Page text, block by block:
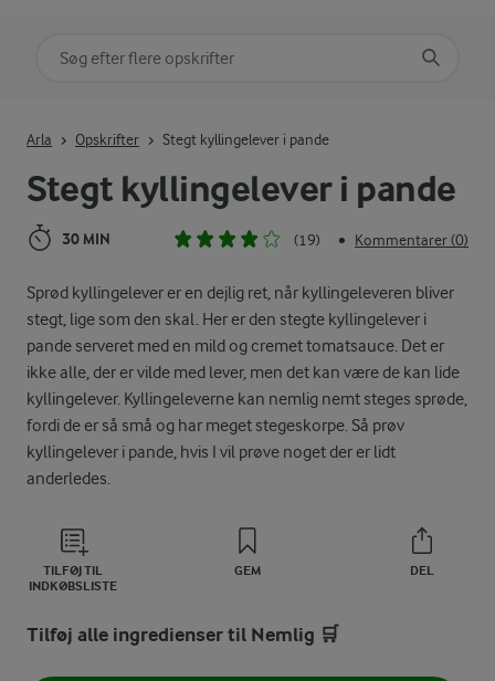
Stegt kyllingelever i pande
30 MIN (19) • Kommentarer (0)
Sprød kyllingelever er en dejlig ret, når kyllingeleveren bliver
stegt, lige som den skal. Her er den stegte kyllingelever i
pande serveret med en mild og cremet tomatsauce. Det er
ikke alle, der er vilde med lever, men det kan være de kan lide
kyllingelever. Kyllingeleverne kan nemlig nemt steges sprøde,
fordi de er så små og har meget stegeskorpe. Så prøv
kyllingelever i pande, hvis I vil prøve noget der er lidt
anderledes.
TILFØJ TIL
INDKØBSLISTE
GEM DEL
Arla Opskrifter Stegt kyllingelever i pande
Tilføj alle ingredienser til Nemlig 🛒
Søg på kategori